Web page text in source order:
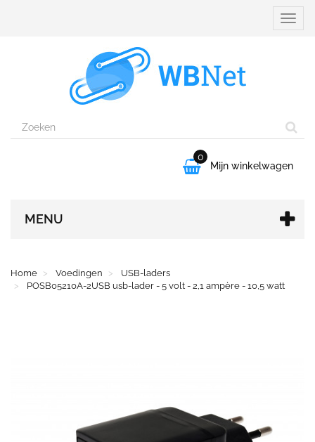

0
Mijn winkelwagen
MENU
Home Voedingen
USB-laders
POSB05210A-2USB usb-lader - 5 volt - 2,1 ampère - 10,5 watt